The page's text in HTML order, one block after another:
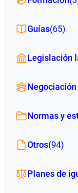
Guías(65)
Legislación
Normas y
Otros(94)
Planes de